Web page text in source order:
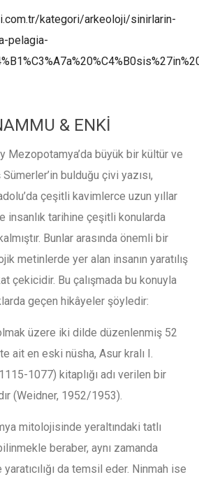
kategori/arkeoloji/sinirlarin-
pelagia-
& ENKİ
Mezopotamya’da büyük bir kültür ve
bulduğu çivi yazısı,
çeşitli kavimlerce uzun yıllar
insanlık tarihine çeşitli konularda
Bunlar arasında önemli bir
metinlerde yer alan insanın yaratılış
çekicidir. Bu çalışmada bu konuyla
geçen hikâyeler şöyledir:
üzere iki dilde düzenlenmiş 52
ait en eski nüsha, Asur kralı I.
1077) kitaplığı adı verilen bir
(Weidner, 1952/1953).
mitolojisinde yeraltındaki tatlı
beraber, aynı zamanda
yaratıcılığı da temsil eder. Ninmah ise